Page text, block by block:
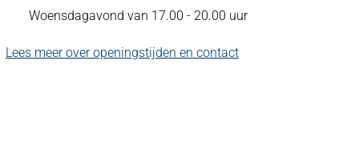
Woensdagavond van 17.00 - 20.00 uur
Lees meer over openingstijden en contact